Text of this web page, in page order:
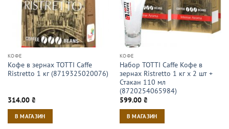
КОФЕ
Кофе в зернах TOTTI Caffe
Ristretto 1 кг (8719325020076)
314.00 ₴
В МАГАЗИН
КОФЕ
Набор TOTTI Caffe Кофе в
зернах Ristrettо 1 кг х 2 шт +
Стакан 110 мл
(8720254065984)
599.00 ₴
В МАГАЗИН